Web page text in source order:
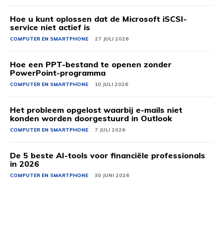
Hoe u kunt oplossen dat de Microsoft iSCSI-
service niet actief is
COMPUTER EN SMARTPHONE 27 JULI 2026
Hoe een PPT-bestand te openen zonder
PowerPoint-programma
COMPUTER EN SMARTPHONE 10 JULI 2026
Het probleem opgelost waarbij e-mails niet
konden worden doorgestuurd in Outlook
COMPUTER EN SMARTPHONE 7 JULI 2026
De 5 beste AI-tools voor financiële professionals
in 2026
COMPUTER EN SMARTPHONE 30 JUNI 2026